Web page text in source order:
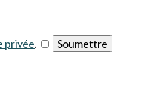
privée s’ouvre dans un nouvel
.